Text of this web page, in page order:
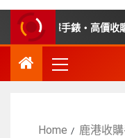
購故障手錶・高價收購
Home 鹿港收